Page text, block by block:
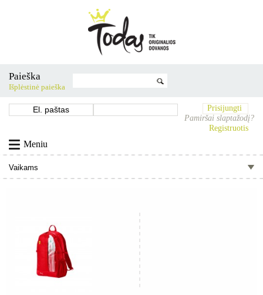
Paieška
Išplėstinė paieška
Prisijungti
Pamiršai slaptažodį?
Registruotis
Meniu